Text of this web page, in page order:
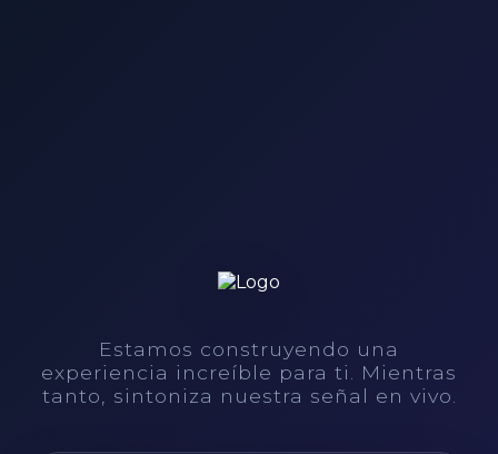
Estamos construyendo una
experiencia increíble para ti. Mientras
tanto, sintoniza nuestra señal en vivo.